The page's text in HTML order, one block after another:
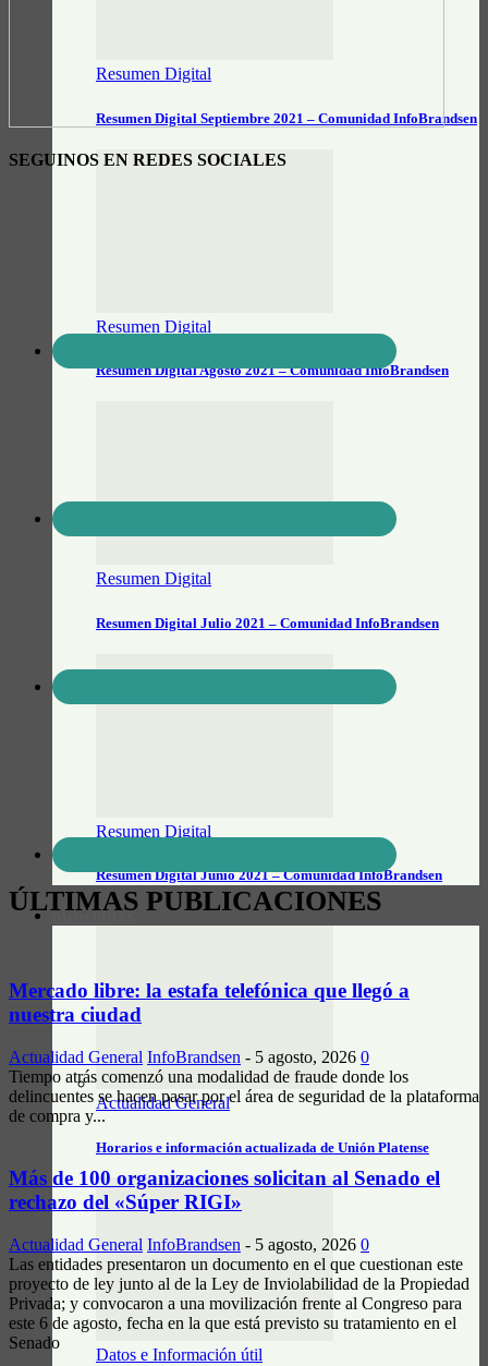
Resumen Digital
Resumen Digital Septiembre 2021 – Comunidad InfoBrandsen
Resumen Digital
Resumen Digital Agosto 2021 – Comunidad InfoBrandsen
Resumen Digital
Resumen Digital Julio 2021 – Comunidad InfoBrandsen
Resumen Digital
Resumen Digital Junio 2021 – Comunidad InfoBrandsen
Actualidad General
Horarios e información actualizada de Unión Platense
Datos e Información útil
SEGUINOS EN REDES SOCIALES
ÚLTIMAS PUBLICACIONES
Mercado libre: la estafa telefónica que llegó a
nuestra ciudad
Actualidad General InfoBrandsen - 5 agosto, 2026 0
Tiempo atrás comenzó una modalidad de fraude donde los
delincuentes se hacen pasar por el área de seguridad de la plataforma
de compra y...
Más de 100 organizaciones solicitan al Senado el
rechazo del «Súper RIGI»
Actualidad General InfoBrandsen - 5 agosto, 2026 0
Las entidades presentaron un documento en el que cuestionan este
proyecto de ley junto al de la Ley de Inviolabilidad de la Propiedad
Privada; y convocaron a una movilización frente al Congreso para
este 6 de agosto, fecha en la que está previsto su tratamiento en el
Senado